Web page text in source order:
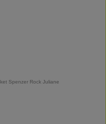
Spenzer Rock Juliane